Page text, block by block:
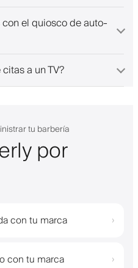
el quiosco de auto-
a un TV?
tu barbería
por
con tu marca ›
con tu marca ›